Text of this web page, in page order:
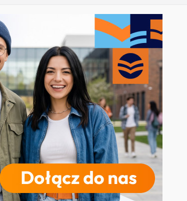
DRZWI OTWARTE TOP STUDIA KALENDARZ